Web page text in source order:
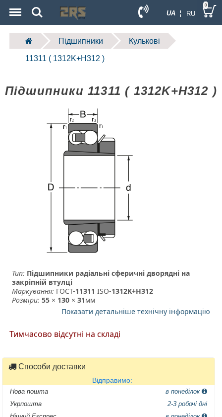
UA ¦ RU
Search 0
Підшипники Кулькові
11311 ( 1312K+H312 )
Підшипники 11311 ( 1312K+H312 )
Тип: Підшипники радіальні сферичні дворядні на
закріпній втулці
Маркування: ГОСТ-11311 ­ ISO-1312K+H312
Розміри: 55 × 130 ×31мм
Показати детальніше технічну інформацію
Тимчасово відсутні на складі
Способи доставки
Відправимо:
Нова пошта
в понеділок
Укрпошта
2-3 робочі дні